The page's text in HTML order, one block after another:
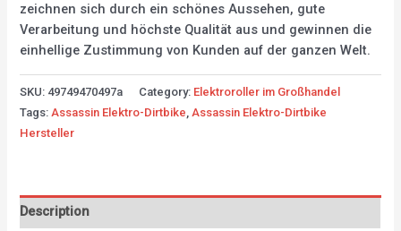
zeichnen sich durch ein schönes Aussehen, gute
Verarbeitung und höchste Qualität aus und gewinnen die
einhellige Zustimmung von Kunden auf der ganzen Welt.
SKU: 49749470497a Category: Elektroroller im Großhandel
Tags: Assassin Elektro-Dirtbike Assassin Elektro-Dirtbike
Hersteller
Description